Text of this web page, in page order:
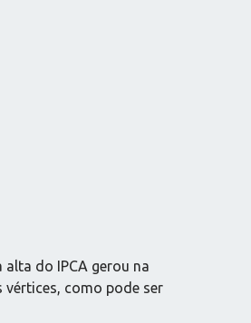
do IPCA gerou na
como pode ser